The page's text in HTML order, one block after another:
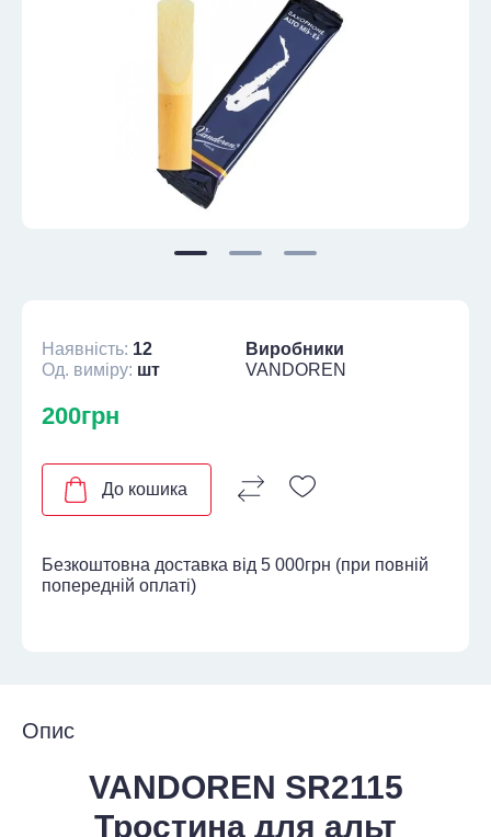
Наявність: 12
Од. виміру: шт
Виробники
VANDOREN
200грн
До кошика
Безкоштовна доставка від 5 000грн (при повній
попередній оплаті)
Опис
VANDOREN SR2115
Тростина для альт